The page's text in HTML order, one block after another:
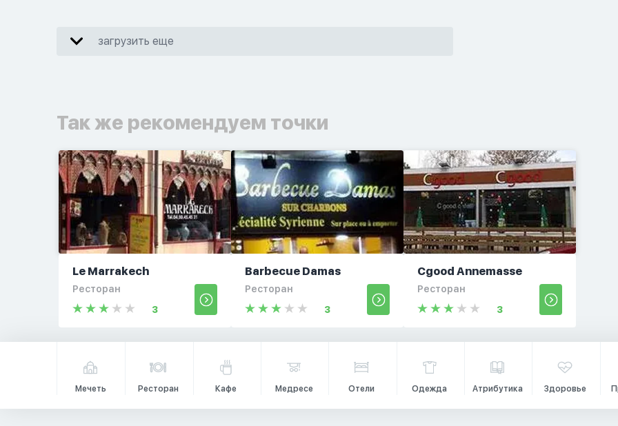
загрузить еще
Так же рекомендуем точки
Le Marrakech
Ресторан
3
Barbecue Damas
Ресторан
3
Cgood Annemasse
Ресторан
3
Мечеть Ресторан Кафе Медресе Отели Одежда Атрибутика Здоровье